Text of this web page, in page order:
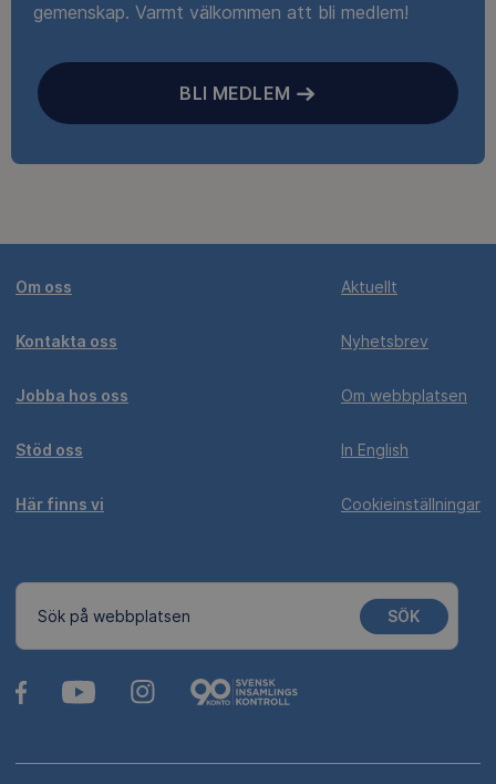
gemenskap. Varmt välkommen att bli medlem!
BLI MEDLEM
Om oss
Kontakta oss
Jobba hos oss
Stöd oss
Här finns vi
Aktuellt
Nyhetsbrev
Om webbplatsen
In English
Cookieinställningar
Sök på webbplatsen SÖK